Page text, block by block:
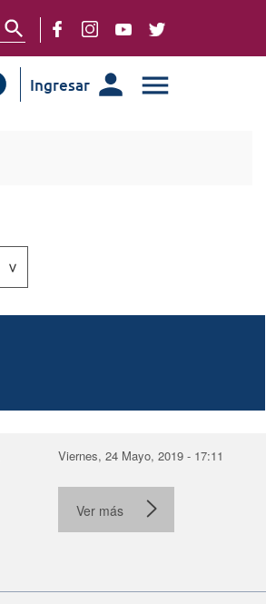
Ingresar
Viernes, 24 Mayo, 2019 - 17:11
Ver más